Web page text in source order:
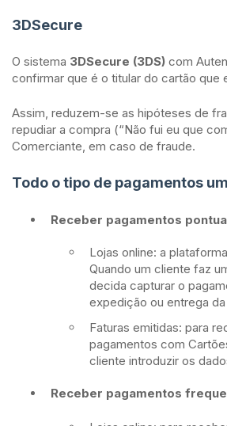
3DSecure
O sistema 3DSecure (3DS)com
confirmar que é o titular do cartão
Assim, reduzem-se as hipóteses de
repudiar a compra (“Não fui eu que
Comerciante, em caso de fraude.
Todo o tipo de pagamentos
Receber pagamentos
Lojas online: a
Quando um cliente faz
decida capturar o
expedição ou entrega
Faturas emitidas: para
pagamentos com
cliente introduzir os
Receber pagamentos